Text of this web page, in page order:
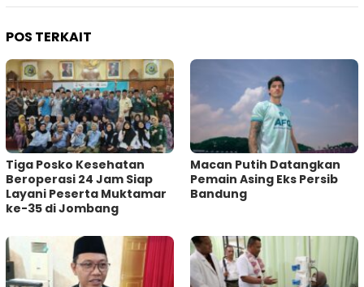
POS TERKAIT
Tiga Posko Kesehatan
Beroperasi 24 Jam Siap
Layani Peserta Muktamar
ke-35 di Jombang
Macan Putih Datangkan
Pemain Asing Eks Persib
Bandung